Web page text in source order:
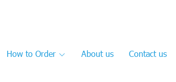
How to Order About us Contact us